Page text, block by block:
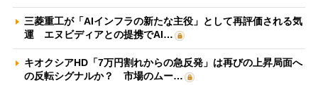
三菱重工が「AIインフラの新たな主役」として再評価される気
運 エヌビディアとの提携でAI…
キオクシアHD「7万円割れからの急反発」は再びの上昇局面へ
の反転シグナルか？ 市場のムー…